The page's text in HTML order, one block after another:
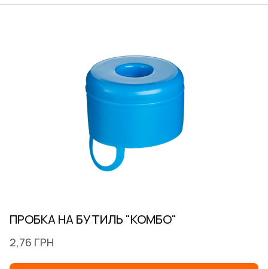
ПРОБКА НА БУТИЛЬ "КОМБО"
2,76 ГРН